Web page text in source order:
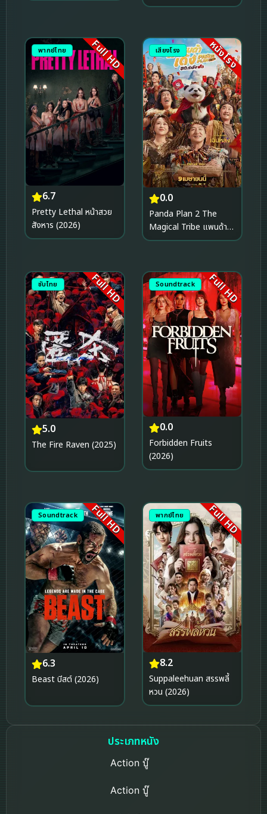
พากย์ไทย Full HD
6.7
Pretty Lethal หน้าสวย
สังหาร (2026)
เสียงโรง หนังโรง
0.0
Panda Plan 2 The
Magical Tribe แพนด้า
เด้งยกกำลังฟัด (2026)
ซับไทย Full HD
5.0
The Fire Raven (2025)
Soundtrack Full HD
0.0
Forbidden Fruits
(2026)
Soundtrack Full HD
6.3
Beast บีสต์ (2026)
พากย์ไทย Full HD
8.2
Suppaleehuan สรรพลี้
หวน (2026)
ประเภทหนัง
Action บู๊
Action บู๊